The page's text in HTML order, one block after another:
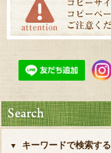
キーワードで検索する